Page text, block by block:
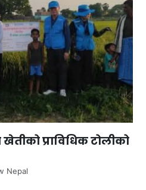
प्राविधिक टोलीको
Nepal